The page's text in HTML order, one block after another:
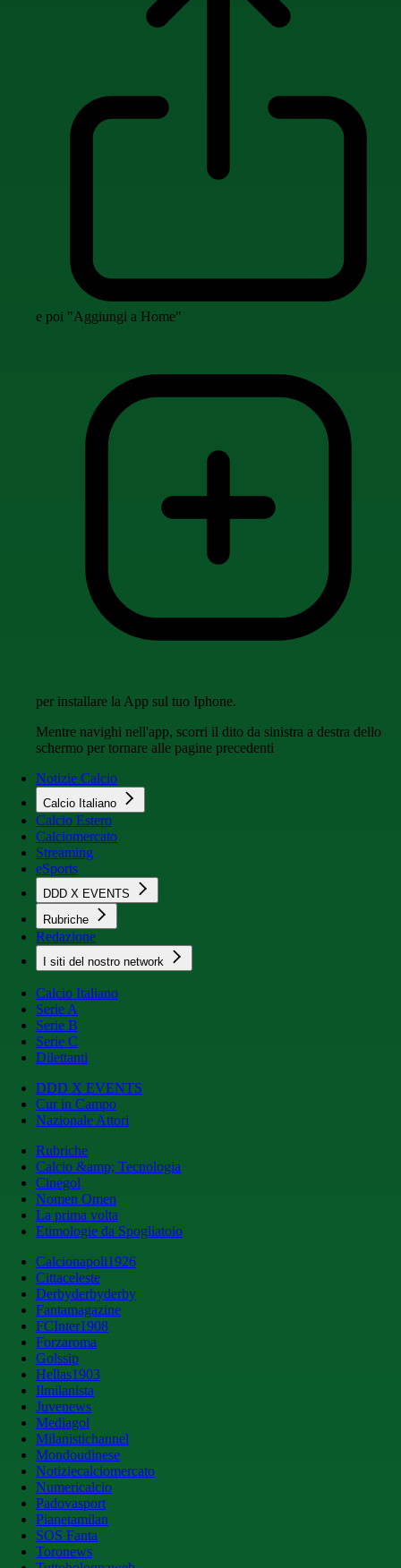
e poi "Aggiungi a Home"
per installare la App sul tuo Iphone.
Mentre navighi nell'app, scorri il dito da sinistra a destra dello
schermo per tornare alle pagine precedenti
Notizie Calcio
Calcio Italiano
Calcio Estero
Calciomercato
Streaming
eSports
DDD X EVENTS
Rubriche
Redazione
I siti del nostro network
Calcio Italiano
Serie A
Serie B
Serie C
Dilettanti
DDD X EVENTS
Cur in Campo
Nazionale Attori
Rubriche
Calcio &amp; Tecnologia
Cinegol
Nomen Omen
La prima volta
Etimologie da Spogliatoio
Calcionapoli1926
Cittaceleste
Derbyderbyderby
Fantamagazine
FCInter1908
Forzaroma
Golssip
Hellas1903
Ilmilanista
Juvenews
Mediagol
Milanistichannel
Mondoudinese
Notiziecalciomercato
Numericalcio
Padovasport
Pianetamilan
SOS Fanta
Toronews